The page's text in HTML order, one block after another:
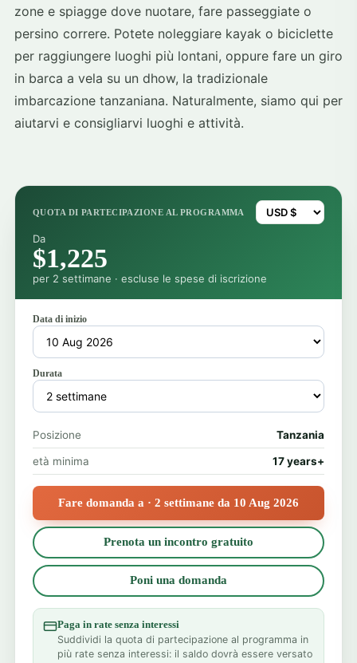
zone e spiagge dove nuotare, fare passeggiate o
persino correre. Potete noleggiare kayak o biciclette
per raggiungere luoghi più lontani, oppure fare un giro
in barca a vela su un dhow, la tradizionale
imbarcazione tanzaniana. Naturalmente, siamo qui per
aiutarvi e consigliarvi luoghi e attività.
QUOTA DI PARTECIPAZIONE AL PROGRAMMA
Da
$1,225
per 2 settimane · escluse le spese di iscrizione
Data di inizio
Durata
Posizione Tanzania
età minima 17 years+
Fare domanda a · 2 settimane da 10 Aug 2026
Prenota un incontro gratuito
Poni una domanda
Paga in rate senza interessi
Suddividi la quota di partecipazione al programma in
più rate senza interessi: il saldo dovrà essere versato